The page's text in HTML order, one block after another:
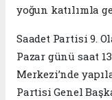
yoğun katılımla
Saadet Partisi 9.
Pazar günü saat
Merkezi’nde
Partisi Genel